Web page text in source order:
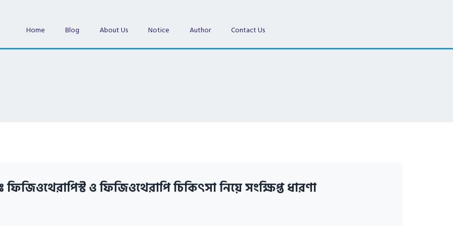
Home Blog About Us Notice Author Contact Us
ফিজিওথেরাপিস্ট ও ফিজিওথেরাপি চিকিৎসা নিয়ে সংক্ষিপ্ত ধারণা